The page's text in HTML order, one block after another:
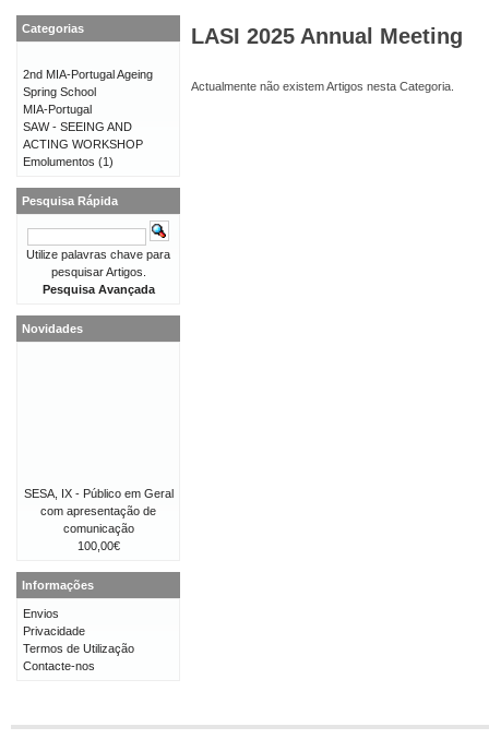
LASI 2025 Annual Meeting
Actualmente não existem Artigos nesta Categoria.
Categorias
2nd MIA-Portugal Ageing
Spring School
MIA-Portugal
SAW - SEEING AND
ACTING WORKSHOP
Emolumentos (1)
Pesquisa Rápida
Utilize palavras chave para
pesquisar Artigos.
Pesquisa Avançada
Novidades
SESA, IX - Público em Geral
com apresentação de
comunicação
100,00€
Informações
Envios
Privacidade
Termos de Utilização
Contacte-nos